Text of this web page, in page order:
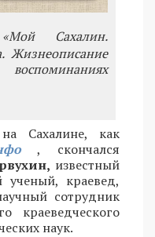
Сахалин.
Жизнеописание
Сахалине, как
, скончался
известный
ученый, краевед,
сотрудник
краеведческого
наук.